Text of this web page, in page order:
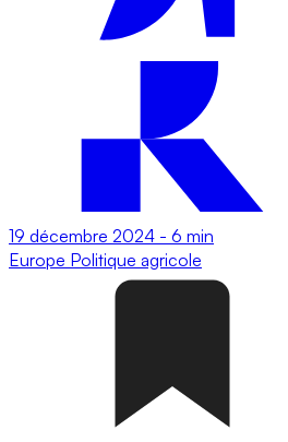
19 décembre 2024 - 6 min
Europe Politique agricole